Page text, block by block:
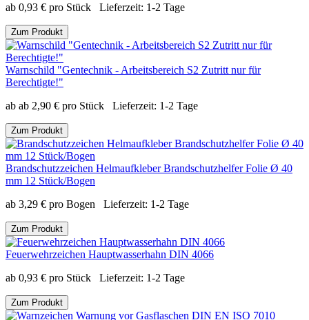
ab 0,93 € pro Stück Lieferzeit: 1-2 Tage
Zum Produkt
Warnschild "Gentechnik - Arbeitsbereich S2 Zutritt nur für
Berechtigte!"
ab ab 2,90 € pro Stück Lieferzeit: 1-2 Tage
Zum Produkt
Brandschutzzeichen Helmaufkleber Brandschutzhelfer Folie Ø 40
mm 12 Stück/Bogen
ab 3,29 € pro Bogen Lieferzeit: 1-2 Tage
Zum Produkt
Feuerwehrzeichen Hauptwasserhahn DIN 4066
ab 0,93 € pro Stück Lieferzeit: 1-2 Tage
Zum Produkt